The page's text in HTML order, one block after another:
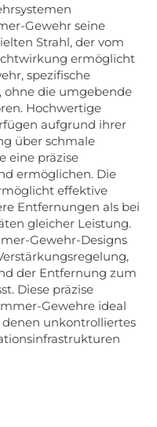
Gewehr seine
Strahl, der vom
ermöglicht
spezifische
ohne die umgebende
Hochwertige
aufgrund ihrer
über schmale
eine präzise
ermöglichen. Die
effektive
Entfernungen als bei
gleicher Leistung.
Gewehr-Designs
der Entfernung zum
Diese präzise
Gewehre ideal
unkontrolliertes